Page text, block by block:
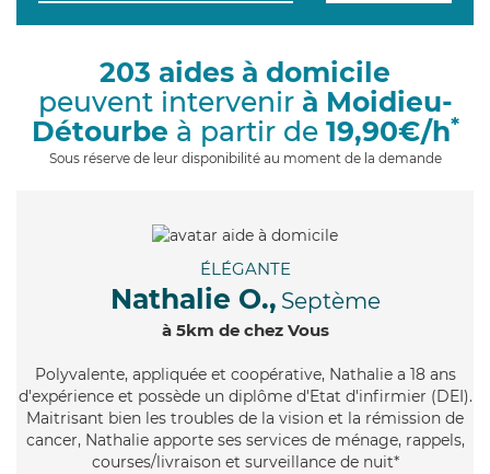
g
o
203 aides à domicile
peuvent intervenir à Moidieu-
Détourbe à partir de 19,90€/h*
Sous réserve de leur disponibilité au moment de la demande
ÉLÉGANTE
Nathalie O., Septème
à 5km de chez Vous
Polyvalente, appliquée et coopérative, Nathalie a 18 ans
d'expérience et possède un diplôme d'Etat d'infirmier (DEI).
Maitrisant bien les troubles de la vision et la rémission de
cancer, Nathalie apporte ses services de ménage, rappels,
courses/livraison et surveillance de nuit*